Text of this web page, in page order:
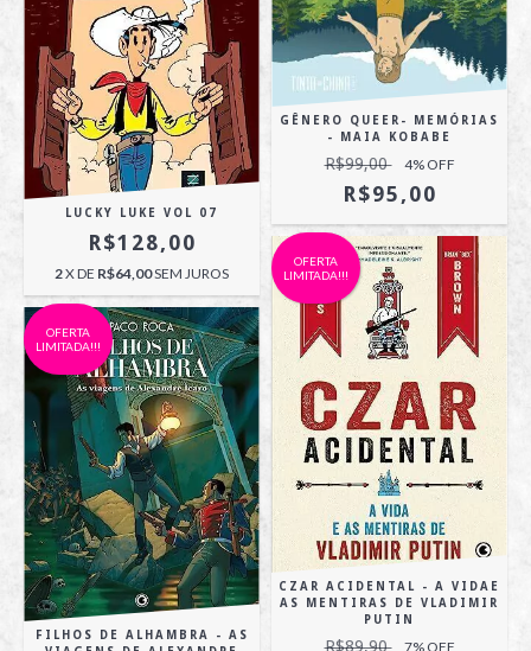
LUCKY LUKE VOL 07
R$128,00
2X DE R$64,00SEM JUROS
GÊNERO QUEER- MEMÓRIAS
- MAIA KOBABE
R$99,00 4% OFF
R$95,00
OFERTA
LIMITADA!!!
FILHOS DE ALHAMBRA - AS
OFERTA
LIMITADA!!!
CZAR ACIDENTAL - A VIDAE
AS MENTIRAS DE VLADIMIR
PUTIN
R$89,90 7% OFF